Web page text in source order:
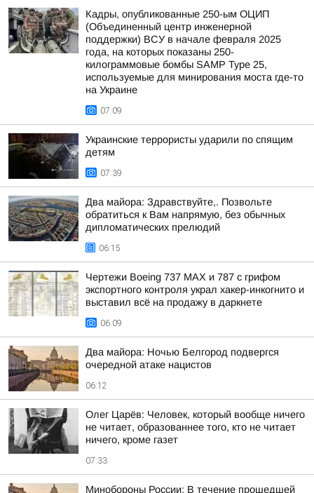
Кадры, опубликованные 250-ым ОЦИП
(Объединенный центр инженерной
поддержки) ВСУ в начале февраля 2025
года, на которых показаны 250-
килограммовые бомбы SAMP Type 25,
используемые для минирования моста где-то
на Украине
07:09
Украинские террористы ударили по спящим
детям
07:39
Два майора: Здравствуйте,. Позвольте
обратиться к Вам напрямую, без обычных
дипломатических прелюдий
06:15
Чертежи Boeing 737 MAX и 787 с грифом
экспортного контроля украл хакер-инкогнито и
выставил всё на продажу в даркнете
06:09
Два майора: Ночью Белгород подвергся
очередной атаке нацистов
06:12
Олег Царёв: Человек, который вообще ничего
не читает, образованнее того, кто не читает
ничего, кроме газет
07:33
Минобороны России: В течение прошедшей